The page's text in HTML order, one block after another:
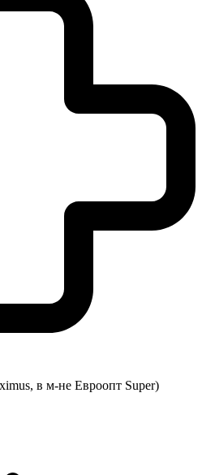
в м-не Евроопт Super)